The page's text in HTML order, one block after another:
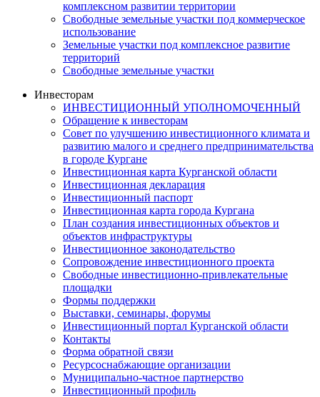
комплексном развитии территории
Свободные земельные участки под коммерческое
использование
Земельные участки под комплексное развитие
территорий
Свободные земельные участки
Инвесторам
ИНВЕСТИЦИОННЫЙ УПОЛНОМОЧЕННЫЙ
Обращение к инвесторам
Совет по улучшению инвестиционного климата и
развитию малого и среднего предпринимательства
в городе Кургане
Инвестиционная карта Курганской области
Инвестиционная декларация
Инвестиционный паспорт
Инвестиционная карта города Кургана
План создания инвестиционных объектов и
объектов инфраструктуры
Инвестиционное законодательство
Сопровождение инвестиционного проекта
Свободные инвестиционно-привлекательные
площадки
Формы поддержки
Выставки, семинары, форумы
Инвестиционный портал Курганской области
Контакты
Форма обратной связи
Ресурсоснабжающие организации
Муниципально-частное партнерство
Инвестиционный профиль